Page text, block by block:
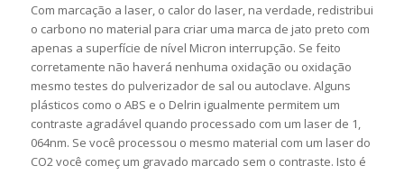
Com marcação a laser, o calor do laser, na verdade, redistribui
o carbono no material para criar uma marca de jato preto com
apenas a superfície de nível Micron interrupção. Se feito
corretamente não haverá nenhuma oxidação ou oxidação
mesmo testes do pulverizador de sal ou autoclave. Alguns
plásticos como o ABS e o Delrin igualmente permitem um
contraste agradável quando processado com um laser de 1,
064nm. Se você processou o mesmo material com um laser do
CO2 você começ um gravado marcado sem o contraste. Isto é